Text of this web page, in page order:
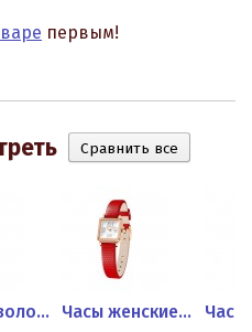
первым!
Женские золотые часы с... Часы женские из золота с...